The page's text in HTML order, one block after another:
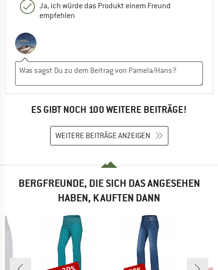
Ja, ich würde das Produkt einem Freund
empfehlen
ES GIBT NOCH 100 WEITERE BEITRÄGE!
WEITERE BEITRÄGE ANZEIGEN
BERGFREUNDE, DIE SICH DAS ANGESEHEN
HABEN, KAUFTEN DANN